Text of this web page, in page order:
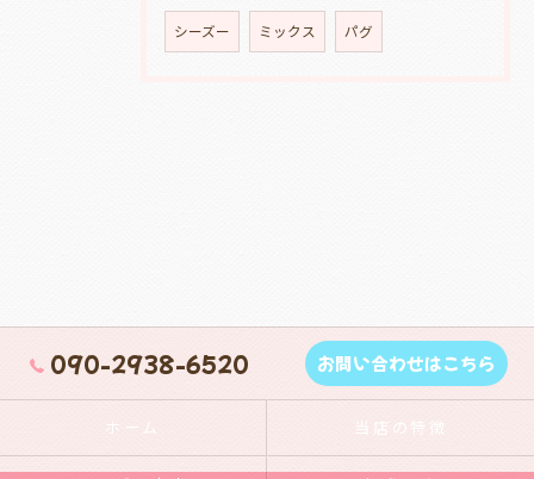
シーズー ミックス パグ
090-2938-6520 お問い合わせはこちら
ホーム 当店の特徴